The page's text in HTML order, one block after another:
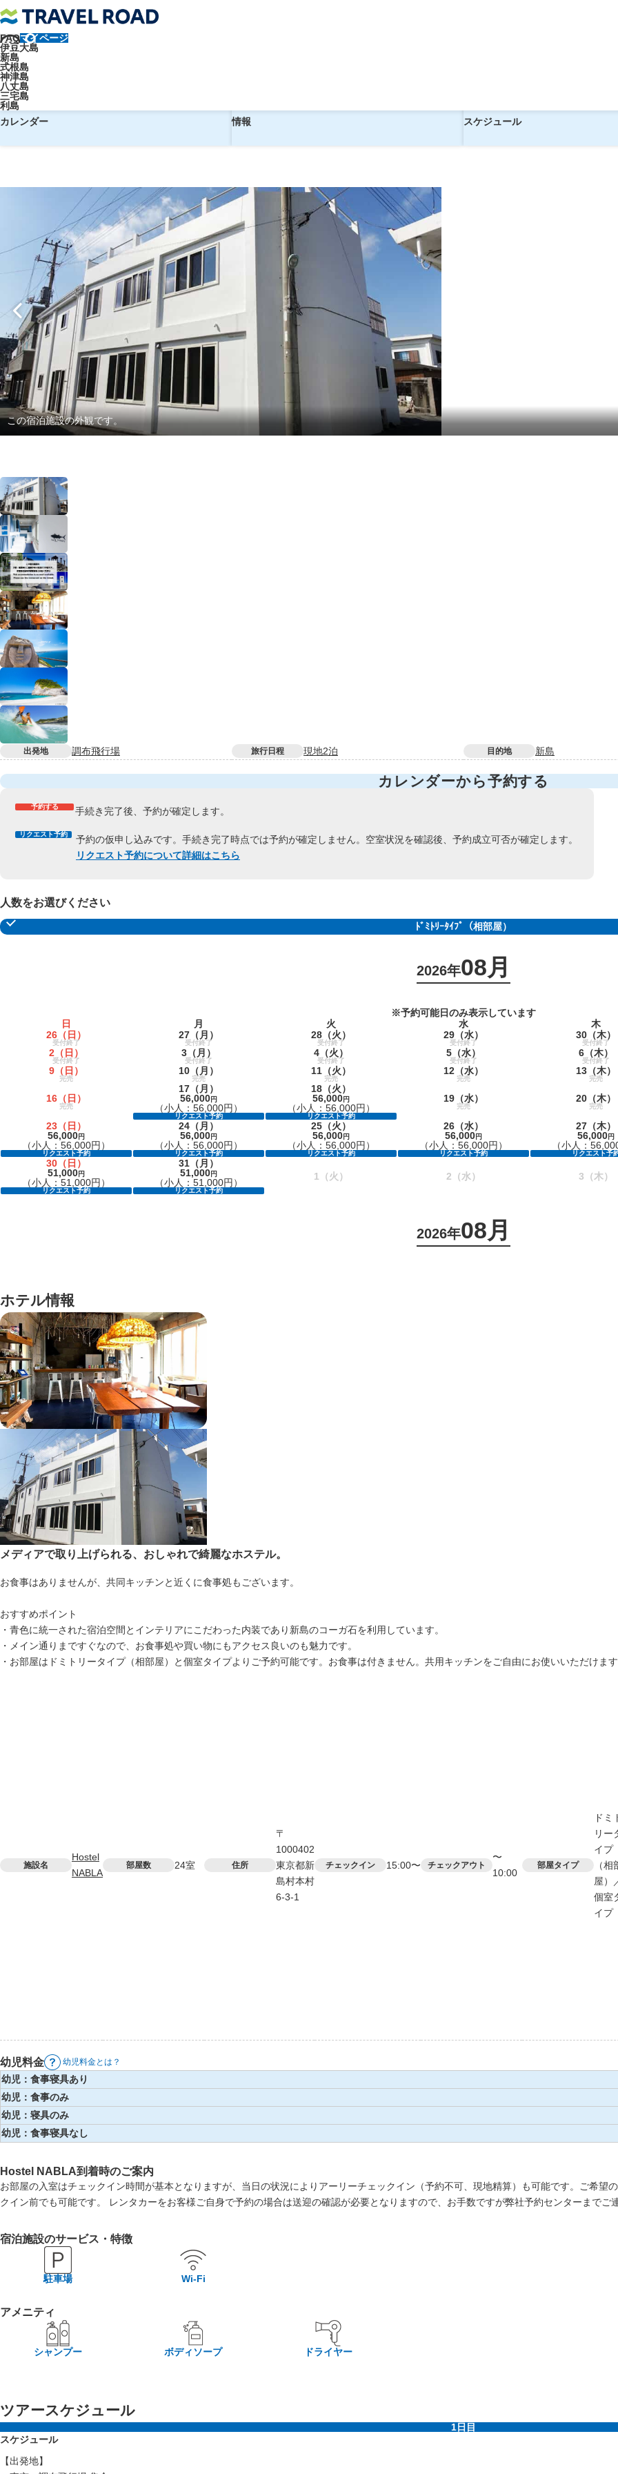
FAQマイページ
伊豆大島
新島
式根島
神津島
八丈島
三宅島
利島
トラベルロード
【調布飛行場発】往復飛行機で行く！ Hostel NABLA《ドミトリー》
予約
カレンダー
情報
スケジュール
この宿泊施設の外観です。
出発地 調布飛行場 旅行日程 現地2泊 目的地 新島
カレンダーから予約する
予約する 手続き完了後、予約が確定します。
リクエスト予約
予約の仮申し込みです。手続き完了時点では予約が確定しません。空室状況を確認後、予約成立可否が確定します。
リクエスト予約について詳細はこちら
人数をお選びください
ﾄﾞﾐﾄﾘｰﾀｲﾌﾟ（相部屋）
2026年08月
※予約可能日のみ表示しています
日
月 火 水 木
26 （日）
受付終了
27 （月）
受付終了
28 （火）
受付終了
29 （水）
受付終了
30 （木）
受付終了
2 （日）
受付終了
3 （月）
受付終了
4 （火）
受付終了
5 （水）
受付終了
6 （木）
受付終了
9 （日）
完売
10 （月）
完売
11 （火）
完売
12 （水）
完売
13 （木）
完売
16 （日）
完売
17 （月）
56,000円
（小人：56,000円）
リクエスト予約
18 （火）
56,000円
（小人：56,000円）
リクエスト予約
19 （水）
完売
20 （木）
完売
23 （日）
56,000円
（小人：56,000円）
リクエスト予約
24 （月）
56,000円
（小人：56,000円）
リクエスト予約
25 （火）
56,000円
（小人：56,000円）
リクエスト予約
26 （水）
56,000円
（小人：56,000円）
リクエスト予約
27 （木）
56,000円
（小人：
リクエスト予
30 （日）
51,000円
（小人：51,000円）
リクエスト予約
31 （月）
51,000円
（小人：51,000円）
リクエスト予約
1 （火） 2 （水） 3 （木）
2026年08月
ホテル情報
メディアで取り上げられる、おしゃれで綺麗なホステル。
お食事はありませんが、共同キッチンと近くに食事処もございます。
おすすめポイント
・青色に統一された宿泊空間とインテリアにこだわった内装であり新島のコーガ石を利用しています。
・メイン通りまですぐなので、お食事処や買い物にもアクセス良いのも魅力です。
・お部屋はドミトリータイプ（相部屋）と個室タイプよりご予約可能です。お食事は付きません。共用キッチンをご自由にお使いいただけます
施設名
Hostel
NABLA
部屋数 24室 住所
〒
1000402
東京都新
島村本村
6-3-1
チェックイン 15:00〜 チェックアウト
〜
10:00
部屋タイプ
ドミ
リー
イプ
（相
屋）
個室
イプ
幼児料金 幼児料金とは？
幼児：食事寝具あり
幼児：食事のみ
幼児：寝具のみ
幼児：食事寝具なし
Hostel NABLA到着時のご案内
お部屋の入室はチェックイン時間が基本となりますが、当日の状況によりアーリーチェックイン（予約不可、現地精算）も可能です。ご希望
クイン前でも可能です。 レンタカーをお客様ご自身で予約の場合は送迎の確認が必要となりますので、お手数ですが弊社予約センターまでご
宿泊施設のサービス・特徴
駐車場 Wi-Fi
アメニティ
シャンプー ボディソープ ドライヤー
ツアースケジュール
1日目
スケジュール
【出発地】